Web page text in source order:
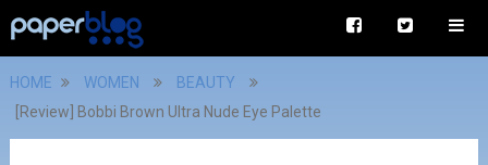
HOME WOMEN
BEAUTY
[Review] Bobbi Brown Ultra Nude Eye Palette